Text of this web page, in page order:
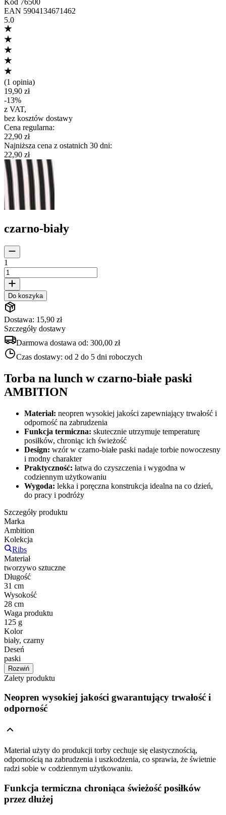
Kod 76500
EAN 5904134671462
5.0
(1 opinia)
19,90 zł
-13%
z VAT,
bez kosztów dostawy
Cena regularna:
22,90 zł
Najniższa cena z ostatnich 30 dni:
22,90 zł
czarno-biały
1
Do koszyka
Dostawa: 15,90 zł
Szczegóły dostawy
Darmowa dostawa od: 300,00 zł
Czas dostawy: od 2 do 5 dni roboczych
Torba na lunch w czarno-białe paski
AMBITION
Materiał: neopren wysokiej jakości zapewniający trwałość i
odporność na zabrudzenia
Funkcja termiczna: skutecznie utrzymuje temperaturę
posiłków, chroniąc ich świeżość
Design: wzór w czarno-białe paski nadaje torbie nowoczesny
i modny charakter
Praktyczność: łatwa do czyszczenia i wygodna w
codziennym użytkowaniu
Wygoda: lekka i poręczna konstrukcja idealna na co dzień,
do pracy i podróży
Szczegóły produktu
Marka
Ambition
Kolekcja
Ribs
Materiał
tworzywo sztuczne
Długość
31 cm
Wysokość
28 cm
Waga produktu
125 g
Kolor
biały, czarny
Deseń
paski
Rozwiń
Zalety produktu
Neopren wysokiej jakości gwarantujący trwałość i
odporność
Materiał użyty do produkcji torby cechuje się elastycznością,
odpornością na zabrudzenia i uszkodzenia, co sprawia, że świetnie
radzi sobie w codziennym użytkowaniu.
Funkcja termiczna chroniąca świeżość posiłków
przez dłużej